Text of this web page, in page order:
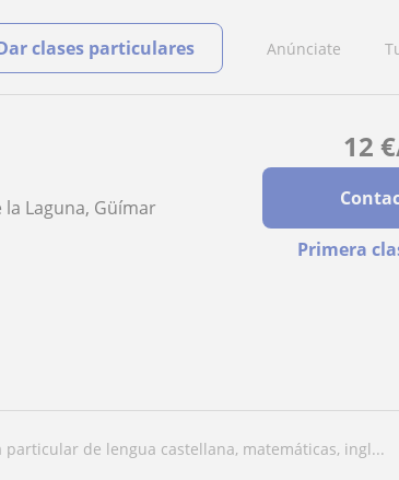
Anúnciate
clases particulares
12 €
Primera
la Laguna, Güímar
particular de lengua castellana, matemáticas, ingl...